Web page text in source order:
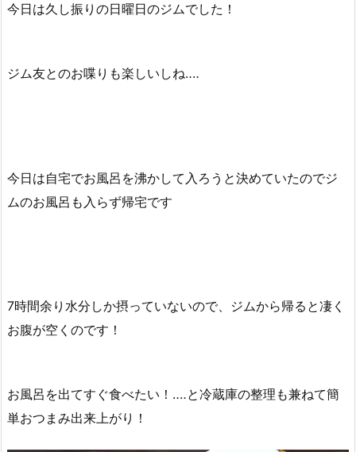
今日は久し振りの日曜日のジムでした！
ジム友とのお喋りも楽しいしね‥‥
今日は自宅でお風呂を沸かして入ろうと決めていたのでジ
ムのお風呂も入らず帰宅です
7時間余り水分しか摂っていないので、ジムから帰ると凄く
お腹が空くのです！
お風呂を出てすぐ食べたい！‥‥と冷蔵庫の整理も兼ねて簡
単おつまみ出来上がり！